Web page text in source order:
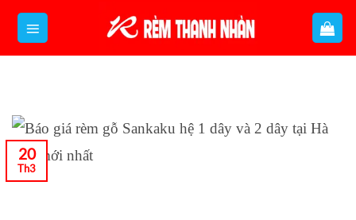
qua
20
Th3